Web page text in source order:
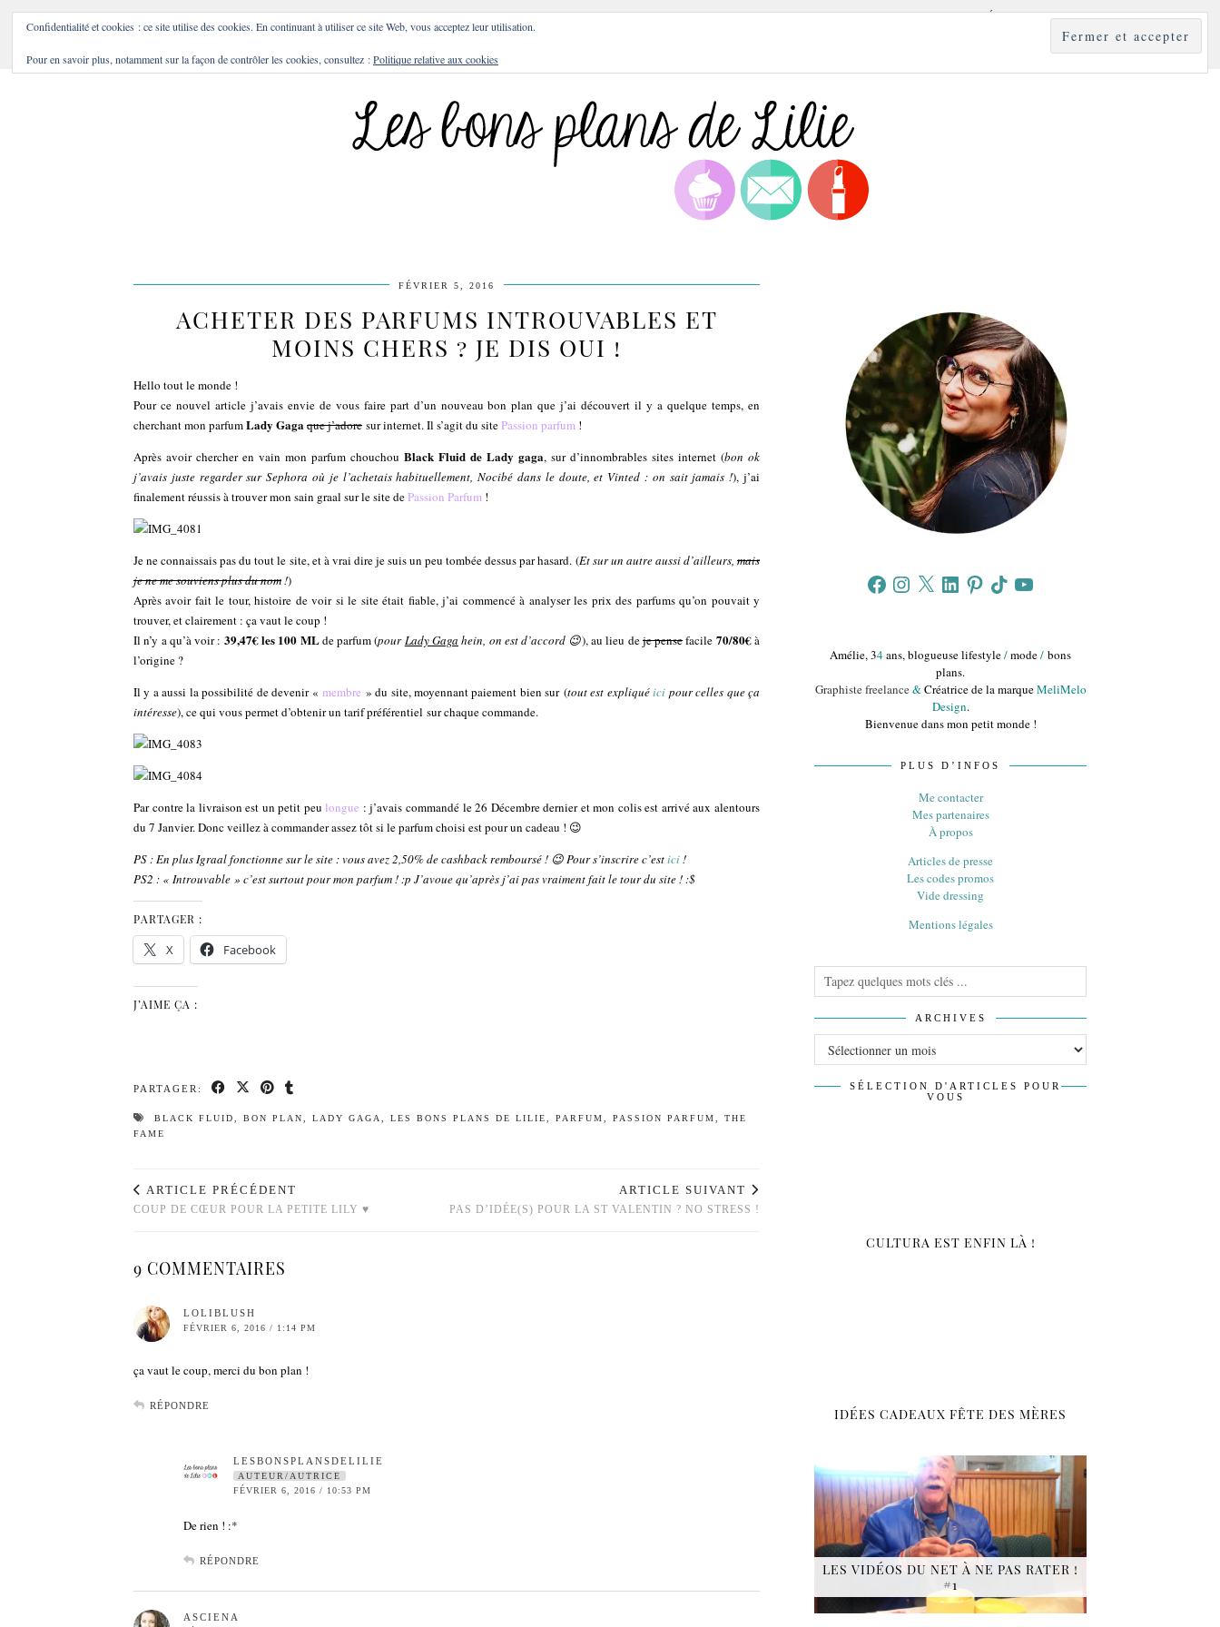
FÉVRIER 5, 2016
ACHETER DES PARFUMS INTROUVABLES ET
MOINS CHERS ? JE DIS OUI !
Hello tout le monde !
Pour ce nouvel article j’avais envie de vous faire part d’un nouveau bon plan que j’ai découvert il y a quelque temps, en
cherchant mon parfumLady Gagaque j’adore sur internet. Il s’agit du sitePassion parfum !
Après avoir chercher en vain mon parfum chouchou Black Fluid de Lady gaga, sur d’innombrables sites internet (bon ok
j’avais juste regarder sur Sephora où je l’achetais habituellement, Nocibé dans le doute, et Vinted : on sait jamais !), j’ai
finalement réussis à trouver mon sain graal sur le site dePassion Parfum !
Je ne connaissais pas du tout le site, et à vrai dire je suis un peu tombée dessus par hasard. (Et sur un autre aussi d’ailleurs,mais
je ne me souviens plus du nom!)
Après avoir fait le tour, histoire de voir si le site était fiable, j’ai commencé à analyser les prix des parfums qu’on pouvait y
trouver, et clairement : ça vaut le coup !
Il n’y a qu’à voir : 39,47€ les 100 MLde parfum (pourLady Gaga hein, on est d’accord 😉), au lieu deje pensefacile 70/80€à
l’origine ?
Il y a aussi la possibilité de devenir «membre » du site, moyennant paiement bien sur (tout est expliquéici pour celles que ça
intéresse), ce qui vous permet d’obtenir un tarif préférentiel sur chaque commande.
Par contre la livraison est un petit peulongue : j’avais commandé le 26 Décembre dernier et mon colis est arrivé aux alentours
du 7 Janvier. Donc veillez à commander assez tôt si le parfum choisi est pour un cadeau ! 😉
PS : En plus Igraal fonctionne sur le site : vous avez 2,50% de cashback remboursé ! 😉 Pour s’inscrire c’estici!
PS2 : « Introuvable » c’est surtout pour mon parfum ! :p J’avoue qu’après j’ai pas vraiment fait le tour du site ! :$
PARTAGER :
X Facebook
J’AIME ÇA :
PARTAGER:
BLACK FLUID BON PLAN LADY GAGA LES BONS PLANS DE LILIE PARFUM PASSION PARFUM
THE
FAME
ARTICLE PRÉCÉDENT
COUP DE CŒUR POUR LA PETITE LILY ♥
ARTICLE SUIVANT
PAS D’IDÉE(S) POUR LA ST VALENTIN ? NO STRESS !
9 COMMENTAIRES
LOLIBLUSH
FÉVRIER 6, 2016 / 1:14 PM
ça vaut le coup, merci du bon plan !
RÉPONDRE
LESBONSPLANSDELILIE
AUTEUR/AUTRICE
FÉVRIER 6, 2016 / 10:53 PM
De rien ! :*
RÉPONDRE
ASCIENA
FacebookInstagram
X LinkedInPinterestTikTokYouTube
Amélie, 34ans, blogueuse lifestyle/mode/ bons
plans.
Graphiste freelance&Créatrice de la marqueMeliMelo
Design.
Bienvenue dans mon petit monde !
PLUS D’INFOS
Me contacter
Mes partenaires
À propos
Articles de presse
Les codes promos
Vide dressing
Mentions légales
ARCHIVES
SÉLECTION D'ARTICLES POUR
VOUS
CULTURA EST ENFIN LÀ !
IDÉES CADEAUX FÊTE DES MÈRES
LES VIDÉOS DU NET À NE PAS RATER !
#1
Confidentialité et cookies : ce site utilise des cookies. En continuant à utiliser ce site Web, vous acceptez leur utilisation.
Pour en savoir plus, notamment sur la façon de contrôler les cookies, consultez :Politique relative aux cookies